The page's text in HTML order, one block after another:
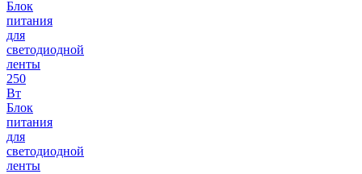
Блок
питания
для
светодиодной
ленты
250
Вт
Блок
питания
для
светодиодной
ленты